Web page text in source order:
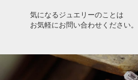
気になるジュエリーのことは
お気軽にお問い合わせください。